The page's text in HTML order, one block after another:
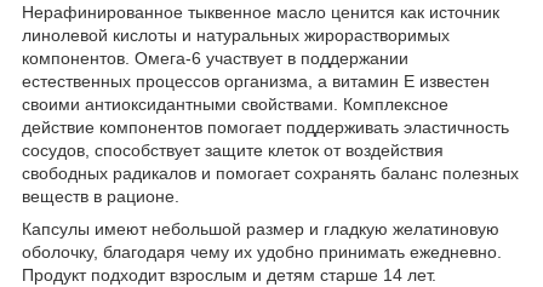
Нерафинированное тыквенное масло ценится как источник
линолевой кислоты и натуральных жирорастворимых
компонентов. Омега-6 участвует в поддержании
естественных процессов организма, а витамин Е известен
своими антиоксидантными свойствами. Комплексное
действие компонентов помогает поддерживать эластичность
сосудов, способствует защите клеток от воздействия
свободных радикалов и помогает сохранять баланс полезных
веществ в рационе.
Капсулы имеют небольшой размер и гладкую желатиновую
оболочку, благодаря чему их удобно принимать ежедневно.
Продукт подходит взрослым и детям старше 14 лет.